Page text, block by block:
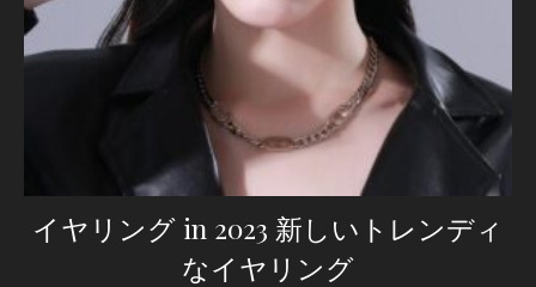
イヤリング in 2023 新しいトレンディ
なイヤリング